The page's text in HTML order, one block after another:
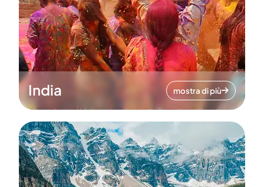
India mostra di più